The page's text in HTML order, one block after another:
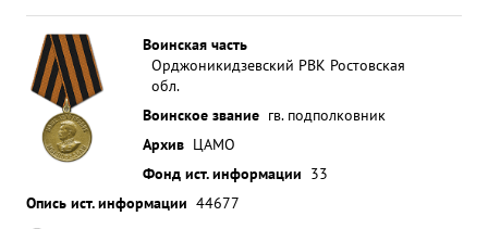
Воинская часть
Орджоникидзевский РВК Ростовская
обл.
Воинское звание гв. подполковник
Архив ЦАМО
Фонд ист. информации 33
Опись ист. информации 44677